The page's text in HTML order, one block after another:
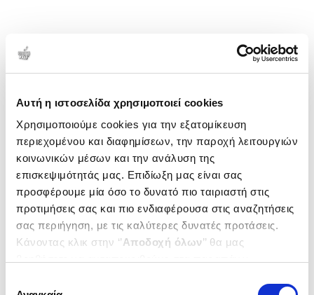
Αυτή η ιστοσελίδα χρησιμοποιεί cookies
Χρησιμοποιούμε cookies για την εξατομίκευση
περιεχομένου και διαφημίσεων, την παροχή λειτουργιών
κοινωνικών μέσων και την ανάλυση της
επισκεψιμότητάς μας. Επιδίωξη μας είναι σας
προσφέρουμε μία όσο το δυνατό πιο ταιριαστή στις
προτιμήσεις σας και πιο ενδιαφέρουσα στις αναζητήσεις
σας περιήγηση, με τις καλύτερες δυνατές προτάσεις.
Κάνοντας κλικ στην ‘’Αποδοχή όλων’’ θα μας
ενδιαφέρουν και να επιλέξετε από τα παρακάτω με την